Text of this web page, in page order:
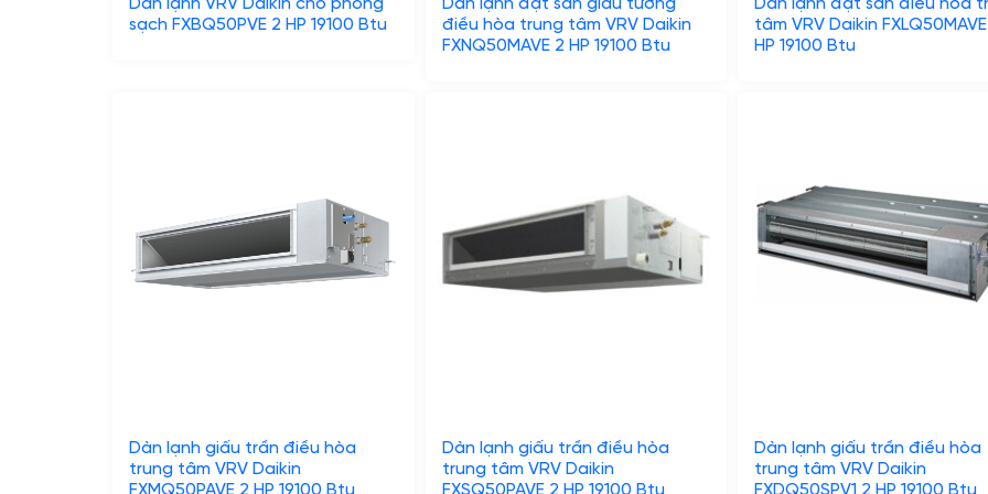
Dàn lạnh VRV Daikin cho phòng
sạch FXBQ50PVE 2 HP 19100 Btu
Dàn lạnh đặt sàn giấu tường
điều hòa trung tâm VRV Daikin
FXNQ50MAVE 2 HP 19100 Btu
Dàn lạnh đặt sàn điều hòa
tâm VRV Daikin
HP 19100 Btu
Dàn lạnh giấu trần điều hòa
trung tâm VRV Daikin
FXMQ50PAVE 2 HP 19100 Btu
Dàn lạnh giấu trần điều hòa
trung tâm VRV Daikin
FXSQ50PAVE 2 HP 19100 Btu
Dàn lạnh giấu trần điều hòa
trung tâm VRV Daikin
FXDQ50SPV1 2 HP 19100 Btu